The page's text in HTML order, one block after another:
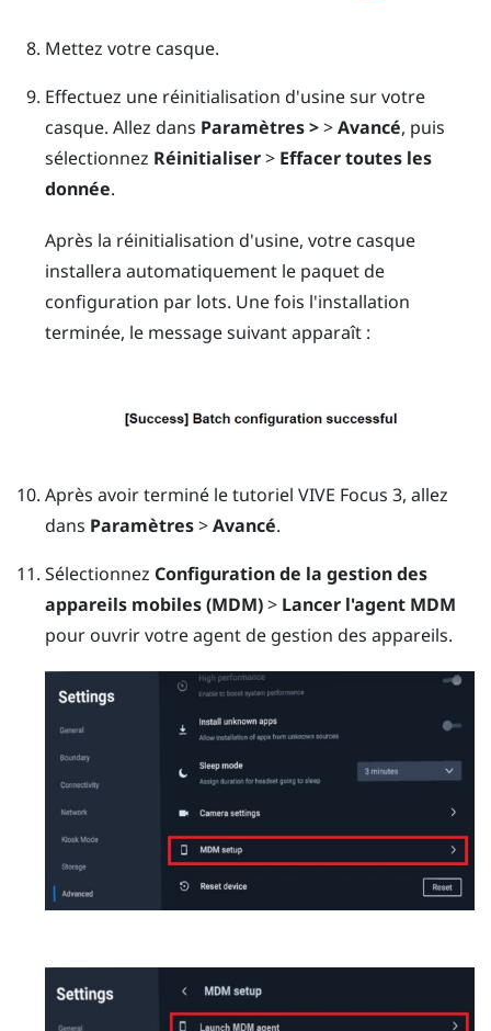
Mettez votre casque.
Effectuez une réinitialisation d'usine sur votre
casque. Allez dans Paramètres >>Avancé, puis
sélectionnez Réinitialiser> Effacer toutes les
donnée.
Après la réinitialisation d'usine, votre casque
installera automatiquement le paquet de
configuration par lots. Une fois l'installation
terminée, le message suivant apparaît :
Après avoir terminé le tutoriel VIVE Focus 3, allez
dans Paramètres>Avancé.
Sélectionnez Configuration de la gestion des
appareils mobiles (MDM)> Lancer l'agent MDM
pour ouvrir votre agent de gestion des appareils.